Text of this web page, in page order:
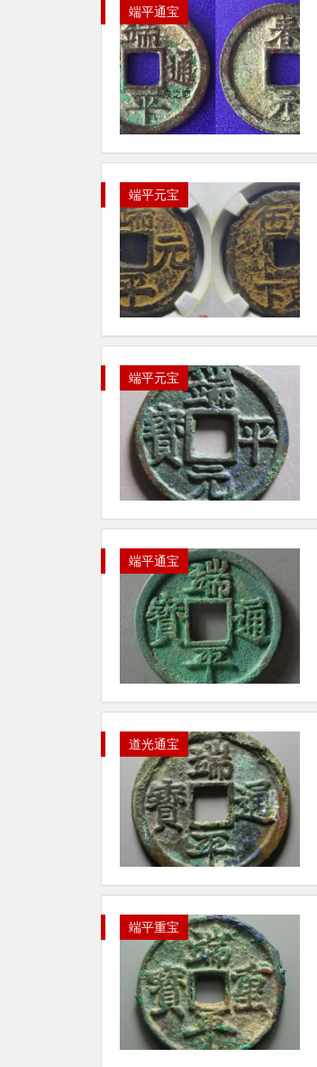
端平通宝
端平元宝
端平元宝
端平通宝
道光通宝
端平重宝